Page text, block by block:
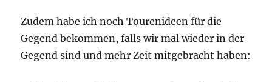
Zudem habe ich noch Tourenideen für die
Gegend bekommen, falls wir mal wieder in der
Gegend sind und mehr Zeit mitgebracht haben: